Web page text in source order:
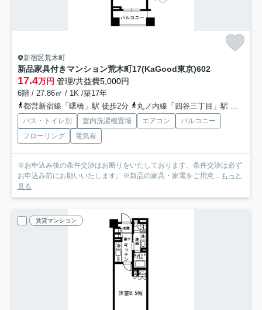
新宿区荒木町
新品家具付きマンション荒木町17(KaGood東京)602
17.4万円 管理/共益費5,000円
6階 / 27.86㎡ / 1K /築17年
都営新宿線「曙橋」駅 徒歩2分
丸ノ内線「四谷三丁目」駅 徒歩7分
バス・トイレ別 室内洗濯機置場 エアコン
バルコニー
フローリング
電気有
※お申込み後の条件交渉はお断りをいたしております。条件交渉は必ず
お申込み前にお願いいたします。※新品の家具・家電をご用意... もっと
見る
賃貸マンション